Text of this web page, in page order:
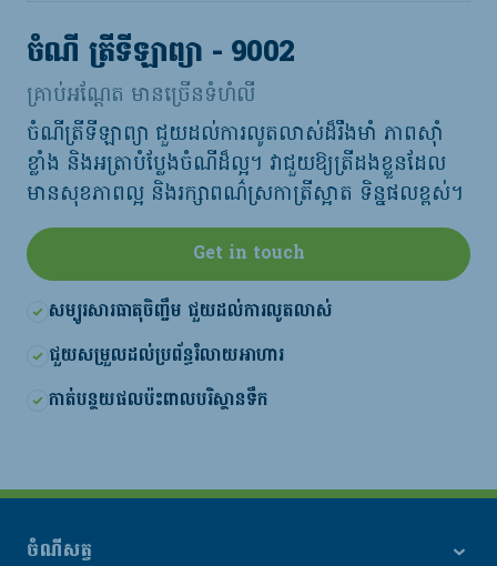
ចំណី ត្រីទីឡាព្យា - 9002
គ្រាប់អណ្តែត មានច្រើនទំហំលី
ចំណីត្រីទីឡាព្យា ជួយដល់ការលូតលាស់ដ៏រឹងមាំ ភាពស៊ាំ
ខ្លាំង និងអត្រាបំប្លែងចំណីដ៏ល្អ។ វាជួយឱ្យត្រីដងខ្លួនដែល
មានសុខភាពល្អ និងរក្សាពណ៌ស្រកាត្រីស្អាត ទិន្នផលខ្ពស់។
Get in touch
សម្បូរសារធាតុចិញ្ចឹម ជួយដល់ការលូតលាស់
ជួយសម្រួលដល់ប្រព័ន្ធរំលាយអាហារ
កាត់បន្ថយផលប៉ះពាលបរិស្ថានទឹក
ចំណីសត្វ